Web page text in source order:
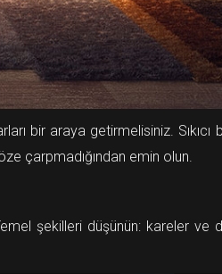
bir araya getirmelisiniz.
çarpmadığından emin olun.
şekilleri düşünün: kareler ve